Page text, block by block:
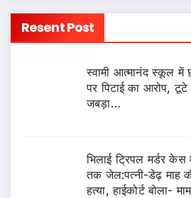
Resent Post
स्वामी आत्मानंद स्कूल में
पर पिटाई का आरोप,
जबड़ा…
भिलाई ट्रिपल मर्डर केस
तक जेल:पत्नी-डेढ़ माह
हत्या, हाईकोर्ट बोला-